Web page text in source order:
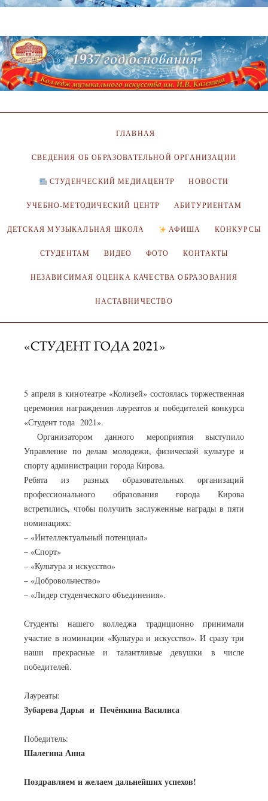
ГЛАВНАЯ
СВЕДЕНИЯ ОБ ОБРАЗОВАТЕЛЬНОЙ ОРГАНИЗАЦИИ
СТУДЕНЧЕСКИЙ МЕДИАЦЕНТР НОВОСТИ
УЧЕБНО-МЕТОДИЧЕСКИЙ ЦЕНТР АБИТУРИЕНТАМ
ДЕТСКАЯ МУЗЫКАЛЬНАЯ ШКОЛА АФИША КОНКУРСЫ
СТУДЕНТАМ ВИДЕО ФОТО КОНТАКТЫ
НЕЗАВИСИМАЯ ОЦЕНКА КАЧЕСТВА ОБРАЗОВАНИЯ
НАСТАВНИЧЕСТВО
«СТУДЕНТ ГОДА 2021»
5 апреля в кинотеатре «Колизей» состоялась торжественная
церемония награждения лауреатов и победителей конкурса
«Студент года 2021».
Организатором данного мероприятия выступило
Управление по делам молодежи, физической культуре и
спорту администрации города Кирова.
Ребята из разных образовательных организаций
профессионального образования города Кирова
встретились, чтобы получить заслуженные награды в пяти
номинациях:
– «Интеллектуальный потенциал»
– «Спорт»
– «Культура и искусство»
– «Добровольчество»
– «Лидер студенческого объединения».
Студенты нашего колледжа традиционно принимали
участие в номинации «Культура и искусство». И сразу три
наши прекрасные и талантливые девушки в числе
победителей.
Лауреаты:
Зубарева Дарья и Печёнкина Василиса
Победитель:
Шалегина Анна
Поздравляем и желаем дальнейших успехов!